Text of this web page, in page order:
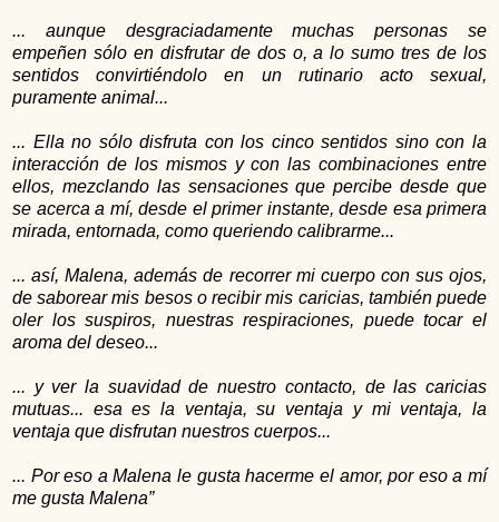
... aunque desgraciadamente muchas personas se
empeñen sólo en disfrutar de dos o, a lo sumo tres de los
sentidos convirtiéndolo en un rutinario acto sexual,
puramente animal...
... Ella no sólo disfruta con los cinco sentidos sino con la
interacción de los mismos y con las combinaciones entre
ellos, mezclando las sensaciones que percibe desde que
se acerca a mí, desde el primer instante, desde esa primera
mirada, entornada, como queriendo calibrarme...
... así, Malena, además de recorrer mi cuerpo con sus ojos,
de saborear mis besos o recibir mis caricias, también puede
oler los suspiros, nuestras respiraciones, puede tocar el
aroma del deseo...
... y ver la suavidad de nuestro contacto, de las caricias
mutuas... esa es la ventaja, su ventaja y mi ventaja, la
ventaja que disfrutan nuestros cuerpos...
... Por eso a Malena le gusta hacerme el amor, por eso a mí
me gusta Malena”